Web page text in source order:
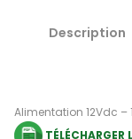
Description
Alimentation 12Vdc –
TÉLÉCHARGER